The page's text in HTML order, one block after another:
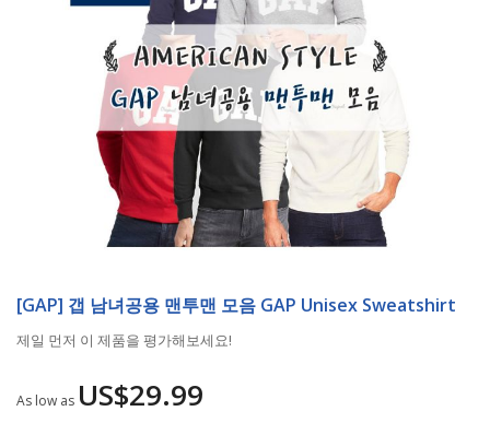
to
beginning
the
images
[GAP] 갭 남녀공용 맨투맨 모음 GAP Unisex Sweatshirt
제일 먼저 이 제품을 평가해보세요!
As low as US$29.99